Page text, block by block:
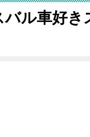
ル車好き